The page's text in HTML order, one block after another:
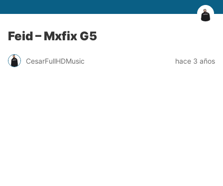
Feid – Mxfix G5
CesarFullHDMusic hace 3 años